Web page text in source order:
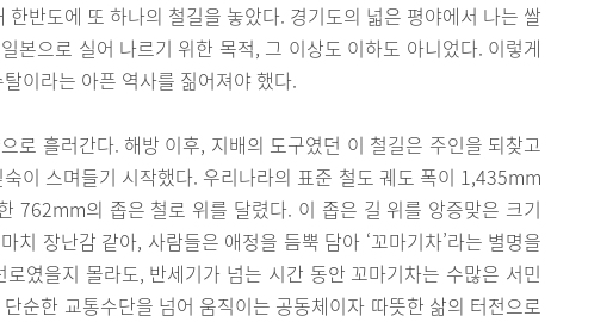
반도에 또 하나의 철길을 놓았다. 경기도의 넓은 평야에서 나는 쌀
본으로 실어 나르기 위한 목적, 그 이상도 이하도 아니었다. 이렇게
이라는 아픈 역사를 짊어져야 했다.
로 흘러간다. 해방 이후, 지배의 도구였던 이 철길은 주인을 되찾고
이 스며들기 시작했다. 우리나라의 표준 철도 궤도 폭이 1,435mm
762mm의 좁은 철로 위를 달렸다. 이 좁은 길 위를 앙증맞은 크기
치 장난감 같아, 사람들은 애정을 듬뿍 담아 ‘꼬마기차’라는 별명을
였을지 몰라도, 반세기가 넘는 시간 동안 꼬마기차는 수많은 서민
순한 교통수단을 넘어 움직이는 공동체이자 따뜻한 삶의 터전으로